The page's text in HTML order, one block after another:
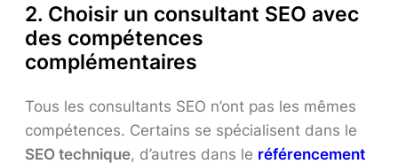
2. Choisir un consultant SEO avec
des compétences
complémentaires
Tous les consultants SEO n’ont pas les mêmes
compétences. Certains se spécialisent dans le
SEO technique, d’autres dans le référencement